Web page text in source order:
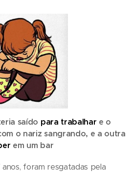
saído para trabalhar e o
o nariz sangrando, e a outra
em um bar
anos, foram resgatadas pela